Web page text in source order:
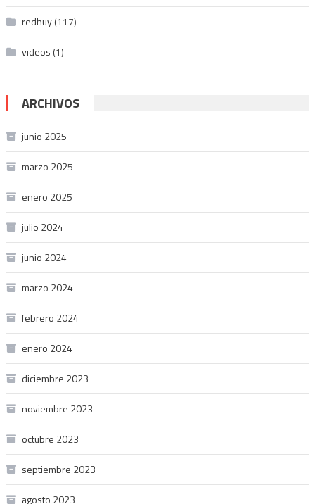
redhuy(117)
videos (1)
ARCHIVOS
junio 2025
marzo 2025
enero 2025
julio 2024
junio 2024
marzo 2024
febrero 2024
enero 2024
diciembre 2023
noviembre 2023
octubre 2023
septiembre 2023
agosto 2023